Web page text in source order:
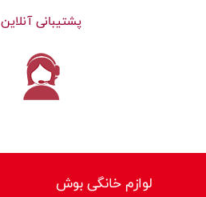
پشتیبانی آنلاین
لوازم خانگی بوش